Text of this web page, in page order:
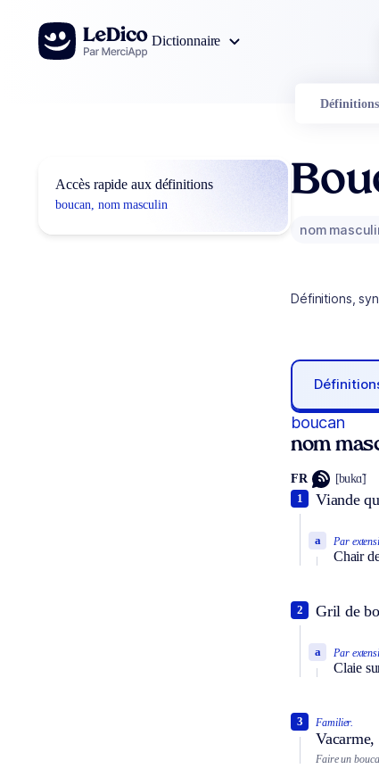
Aller au contenu
Dictionnaire
Définitions
Accès rapide aux définitions
boucan, nom masculin
nom
Définitions,
boucan
nom
FR [bukɑ̃]
Viande
1
Par
Chair
a
Gril de
2
Par
Claie
a
Familier.
3
Faire un